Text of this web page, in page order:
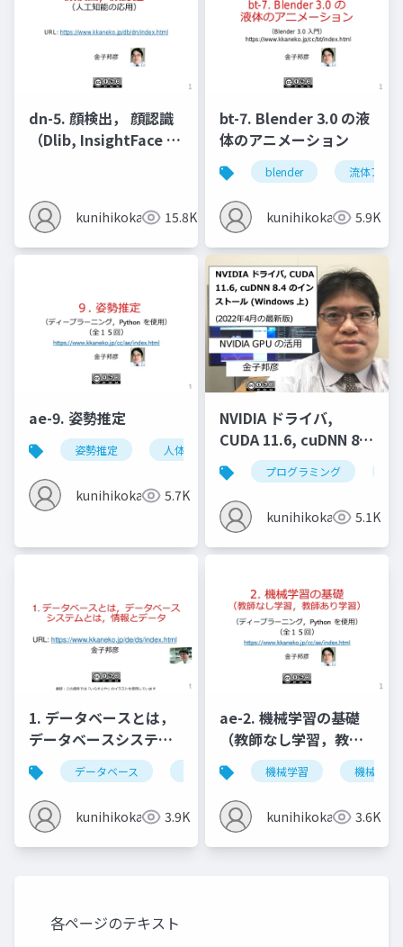
dn-5. 顔検出， 顔認識
（Dlib, InsightFace を
kunihikokaneko15.8K
bt-7. Blender 3.0 の液
体のアニメーション
blender 流体アニ
kunihikokaneko5.9K
ae-9. 姿勢推定
姿勢推定 人体の姿勢推定 頭部の姿勢推定
kunihikokaneko5.7K
NVIDIA ドライバ,
CUDA 11.6, cuDNN 8.4
のインストール
(Windows 上) (2022年
4月の最新版)
プログラミング
kunihikokaneko5.1K
1. データベースとは，
データベースシステム
とは，情報とデータ
データベース データベースシステム 情報とデータ
kunihikokaneko3.9K
ae-2. 機械学習の基礎
（教師なし学習，教師
あり学習）
機械学習 機械学習
kunihikokaneko3.6K
各ページのテキスト